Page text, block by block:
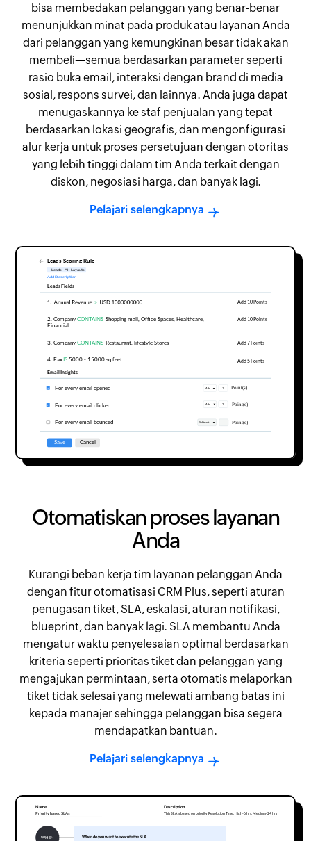
bisa membedakan pelanggan yang benar-benar
menunjukkan minat pada produk atau layanan Anda
dari pelanggan yang kemungkinan besar tidak akan
membeli—semua berdasarkan parameter seperti
rasio buka email, interaksi dengan brand di media
sosial, respons survei, dan lainnya. Anda juga dapat
menugaskannya ke staf penjualan yang tepat
berdasarkan lokasi geografis, dan mengonfigurasi
alur kerja untuk proses persetujuan dengan otoritas
yang lebih tinggi dalam tim Anda terkait dengan
diskon, negosiasi harga, dan banyak lagi.
Pelajari selengkapnya
Otomatiskan proses layanan
Anda
Kurangi beban kerja tim layanan pelanggan Anda
dengan fitur otomatisasi CRM Plus, seperti aturan
penugasan tiket, SLA, eskalasi, aturan notifikasi,
blueprint, dan banyak lagi. SLA membantu Anda
mengatur waktu penyelesaian optimal berdasarkan
kriteria seperti prioritas tiket dan pelanggan yang
mengajukan permintaan, serta otomatis melaporkan
tiket tidak selesai yang melewati ambang batas ini
kepada manajer sehingga pelanggan bisa segera
mendapatkan bantuan.
Pelajari selengkapnya